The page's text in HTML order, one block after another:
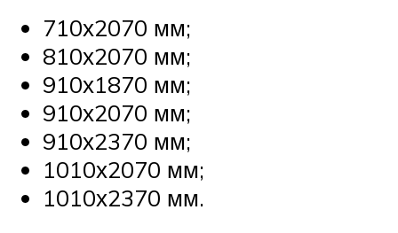
710х2070 мм;
810х2070 мм;
910х1870 мм;
910х2070 мм;
910х2370 мм;
1010х2070 мм;
1010х2370 мм.